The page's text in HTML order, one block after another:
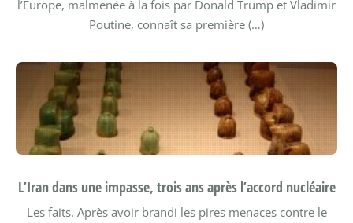
l’Europe, malmenée à la fois par Donald Trump et Vladimir
Poutine, connaît sa première (…)
L’Iran dans une impasse, trois ans après l’accord nucléaire
Les faits. Après avoir brandi les pires menaces contre le